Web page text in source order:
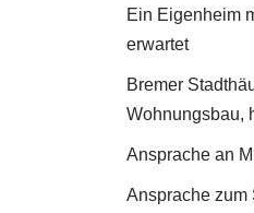
Ein Eigenheim
erwartet
Bremer
Wohnungsbau,
Ansprache an
Ansprache zum